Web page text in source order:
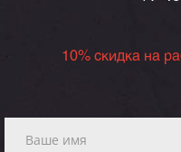
10% скидка на